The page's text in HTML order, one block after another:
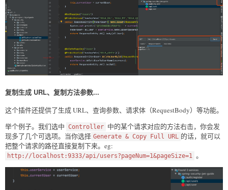
复制生成 URL、复制方法参数...
这个插件还提供了生成 URL、查询参数、请求体（RequestBody）等功能。
举个例子。我们选中 Controller 中的某个请求对应的方法右击，你会发
现多了几个可选项。当你选择 Generate & Copy Full URL 的话，就可以
把整个请求的路径直接复制下来。eg:
http://localhost:9333/api/users?pageNum=1&pageSize=1 。